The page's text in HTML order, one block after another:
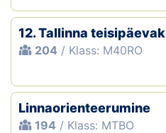
12. Tallinna teisipäevak
204 / Klass: M40RO
Linnaorienteerumine
194 / Klass: MTBO